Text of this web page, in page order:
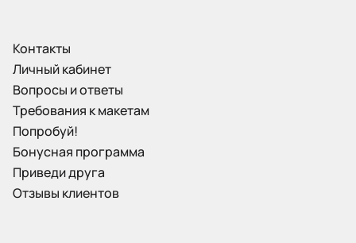
Контакты
Личный кабинет
Вопросы и ответы
Требования к макетам
Попробуй!
Бонусная программа
Приведи друга
Отзывы клиентов